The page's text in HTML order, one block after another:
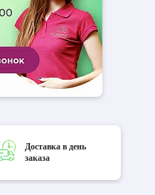
Доставка в день
заказа